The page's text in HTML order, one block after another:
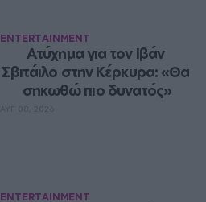
ENTERTAINMENT
Ατύχημα για τον Ιβάν
Σβιτάιλο στην Κέρκυρα: «Θα
σηκωθώ πιο δυνατός»
ENTERTAINMENT